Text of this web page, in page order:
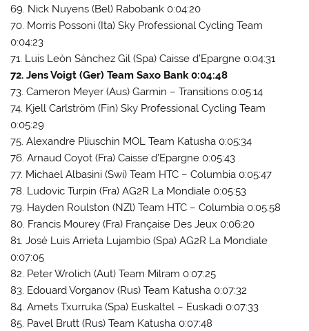
69. Nick Nuyens (Bel) Rabobank 0:04:20
70. Morris Possoni (Ita) Sky Professional Cycling Team
0:04:23
71. Luis Leòn Sánchez Gil (Spa) Caisse d’Epargne 0:04:31
72. Jens Voigt (Ger) Team Saxo Bank 0:04:48
73. Cameron Meyer (Aus) Garmin – Transitions 0:05:14
74. Kjell Carlström (Fin) Sky Professional Cycling Team
0:05:29
75. Alexandre Pliuschin MOL Team Katusha 0:05:34
76. Arnaud Coyot (Fra) Caisse d’Epargne 0:05:43
77. Michael Albasini (Swi) Team HTC – Columbia 0:05:47
78. Ludovic Turpin (Fra) AG2R La Mondiale 0:05:53
79. Hayden Roulston (NZl) Team HTC – Columbia 0:05:58
80. Francis Mourey (Fra) Française Des Jeux 0:06:20
81. José Luis Arrieta Lujambio (Spa) AG2R La Mondiale
0:07:05
82. Peter Wrolich (Aut) Team Milram 0:07:25
83. Edouard Vorganov (Rus) Team Katusha 0:07:32
84. Amets Txurruka (Spa) Euskaltel – Euskadi 0:07:33
85. Pavel Brutt (Rus) Team Katusha 0:07:48